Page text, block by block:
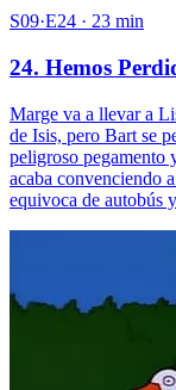
S09·E24 · 23 min
24. Hemos
Marge va a llevar a
de Isis, pero Bart se
peligroso pegamento
acaba convenciendo
equivoca de autobús